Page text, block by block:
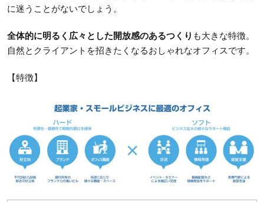
に迷うことがないでしょう。
全体的に明るく広々とした開放感のあるつくり も大きな特徴。
自然とクライアントを招きたくなるおしゃれなオフィスです。
【特徴】